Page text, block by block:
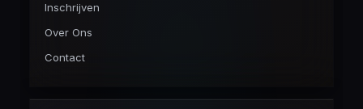
Inschrijven
Over Ons
Contact